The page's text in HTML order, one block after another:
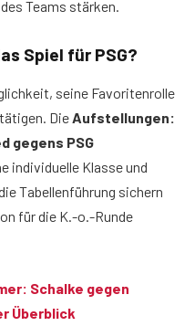
Teams stärken.
Spiel für PSG?
seine Favoritenrolle
DieAufstellungen:
gegens PSG
individuelle Klasse und
Tabellenführung sichern
für die K.-o.-Runde
Schalke gegen
Überblick